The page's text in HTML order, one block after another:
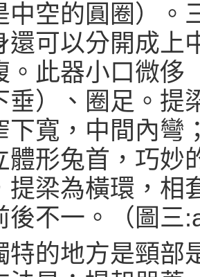
中空的圓圈）。
還可以分開成上
。此器小口微侈
垂）、圈足。
下寬，中間內彎
體形兔首，巧妙
提梁為橫環，相
後不一。（圖三
特的地方是頸部